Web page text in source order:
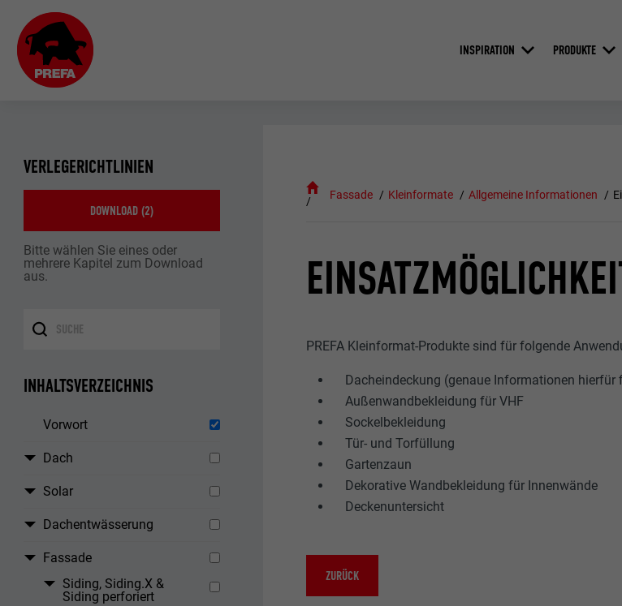
INSPIRATION PRODUKTE
VERLEGERICHTLINIEN
DOWNLOAD (2)
Bitte wählen Sie eines oder
mehrere Kapitel zum Download
aus.
INHALTSVERZEICHNIS
Vorwort
Dach
Solar
Dachentwässerung
Fassade
Siding, Siding.X &
Siding perforiert
Fassade Kleinformate Allgemeine Informationen
PREFA Kleinformat-Produkte sind für folgende
Dacheindeckung (genaue Informationen hierfür
Außenwandbekleidung für VHF
Sockelbekleidung
Tür- und Torfüllung
Gartenzaun
Dekorative Wandbekleidung für Innenwände
Deckenuntersicht
ZURÜCK